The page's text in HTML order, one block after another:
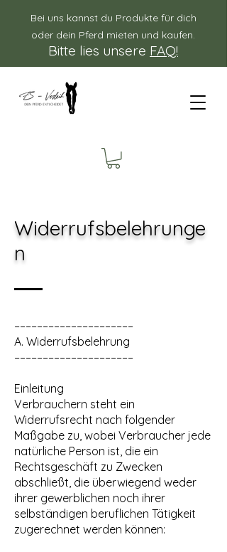
Bei uns kannst du Produkte für dich
oder dein Pferd mieten und kaufen.
Bitte lies unsere FAQ!
Widerrufsbelehrunge
n
–––––––––––––––––––––
A. Widerrufsbelehrung
–––––––––––––––––––––
Einleitung
Verbrauchern steht ein
Widerrufsrecht nach folgender
Maßgabe zu, wobei Verbraucher jede
natürliche Person ist, die ein
Rechtsgeschäft zu Zwecken
abschließt, die überwiegend weder
ihrer gewerblichen noch ihrer
selbständigen beruflichen Tätigkeit
zugerechnet werden können: